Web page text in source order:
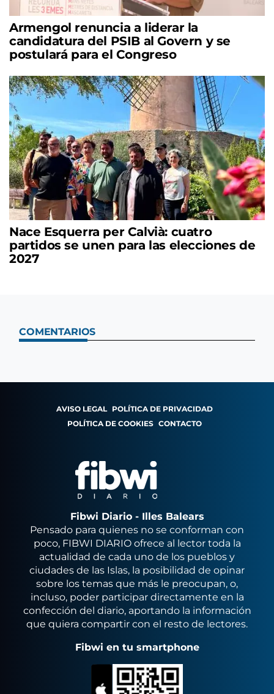
Armengol renuncia a liderar la
candidatura del PSIB al Govern y se
postulará para el Congreso
Nace Esquerra per Calvià: cuatro
partidos se unen para las elecciones de
2027
COMENTARIOS
AVISO LEGAL POLÍTICA DE PRIVACIDAD
POLÍTICA DE COOKIES CONTACTO
Fibwi Diario - Illes Balears
Pensado para quienes no se conforman con
poco, FIBWI DIARIO ofrece al lector toda la
actualidad de cada uno de los pueblos y
ciudades de las Islas, la posibilidad de opinar
sobre los temas que más le preocupan, o,
incluso, poder participar directamente en la
confección del diario, aportando la información
que quiera compartir con el resto de lectores.
Fibwi en tu smartphone